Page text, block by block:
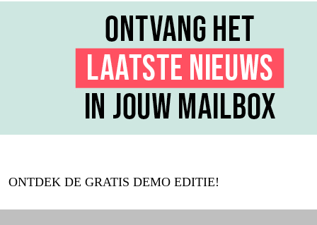
ONTDEK DE GRATIS DEMO EDITIE!